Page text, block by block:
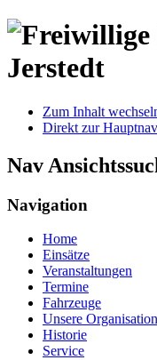
Zum Inhalt
Direkt zur
Nav
Navigation
Home
Einsätze
Veranstaltungen
Termine
Fahrzeuge
Unsere Organisation
Historie
Service